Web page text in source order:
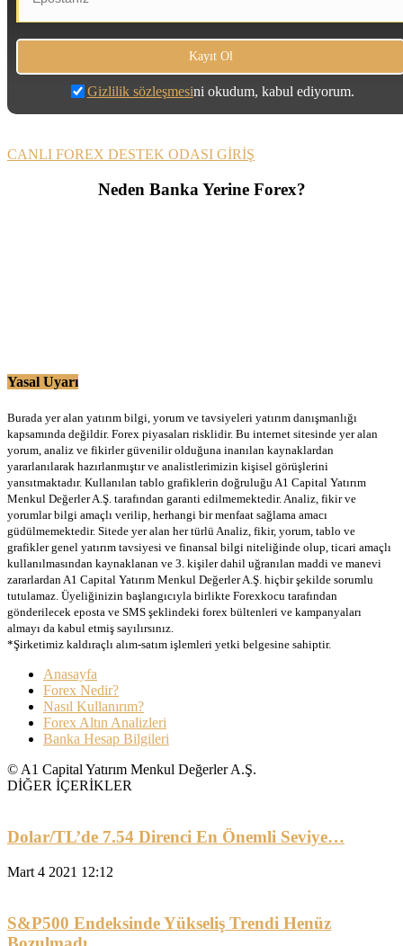
Gizlilik sözleşmesini okudum, kabul ediyorum.
CANLI FOREX DESTEK ODASI GİRİŞ
Neden Banka Yerine Forex?
Yasal Uyarı
Burada yer alan yatırım bilgi, yorum ve tavsiyeleri yatırım danışmanlığı
kapsamında değildir. Forex piyasaları risklidir. Bu internet sitesinde yer alan
yorum, analiz ve fikirler güvenilir olduğuna inanılan kaynaklardan
yararlanılarak hazırlanmıştır ve analistlerimizin kişisel görüşlerini
yansıtmaktadır. Kullanılan tablo grafiklerin doğruluğu A1 Capital Yatırım
Menkul Değerler A.Ş. tarafından garanti edilmemektedir. Analiz, fikir ve
yorumlar bilgi amaçlı verilip, herhangi bir menfaat sağlama amacı
güdülmemektedir. Sitede yer alan her türlü Analiz, fikir, yorum, tablo ve
grafikler genel yatırım tavsiyesi ve finansal bilgi niteliğinde olup, ticari amaçlı
kullanılmasından kaynaklanan ve 3. kişiler dahil uğranılan maddi ve manevi
zararlardan A1 Capital Yatırım Menkul Değerler A.Ş. hiçbir şekilde sorumlu
tutulamaz. Üyeliğinizin başlangıcıyla birlikte Forexkocu tarafından
gönderilecek eposta ve SMS şeklindeki forex bültenleri ve kampanyaları
almayı da kabul etmiş sayılırsınız.
*Şirketimiz kaldıraçlı alım-satım işlemleri yetki belgesine sahiptir.
Anasayfa
Forex Nedir?
Nasıl Kullanırım?
Forex Altın Analizleri
Banka Hesap Bilgileri
© A1 Capital Yatırım Menkul Değerler A.Ş.
DİĞER İÇERİKLER
Dolar/TL’de 7.54 Direnci En Önemli Seviye…
Mart 4 2021 12:12
S&P500 Endeksinde Yükseliş Trendi Henüz